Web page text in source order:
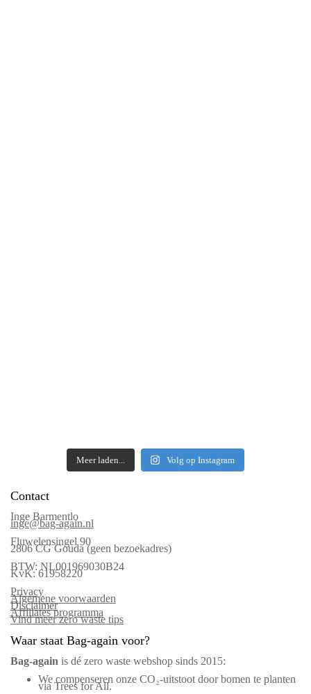
Meer laden... Volg op Instagram
Contact
Inge Barmentlo
inge@bag-again.nl
Fluwelensingel 90
2806 CG Gouda (geen bezoekadres)
BTW: NL001969030B24
KvK: 61958220
Privacy
Algemene voorwaarden
Disclaimer
Affiliates programma
Vind meer zero waste tips
Waar staat Bag-again voor?
Bag‑again is dé zero waste webshop sinds 2015:
We compenseren onze CO₂-uitstoot door bomen te planten
via Trees for All.